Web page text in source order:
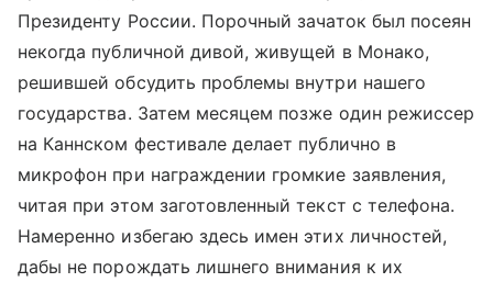
Президенту России. Порочный зачаток был посеян
некогда публичной дивой, живущей в Монако,
решившей обсудить проблемы внутри нашего
государства. Затем месяцем позже один режиссер
на Каннском фестивале делает публично в
микрофон при награждении громкие заявления,
читая при этом заготовленный текст с телефона.
Намеренно избегаю здесь имен этих личностей,
дабы не порождать лишнего внимания к их